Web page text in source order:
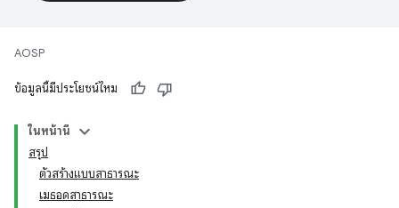
AOSP
ข้อมูลนี้มีประโยชน์ไหม
ในหน้านี้
สรุป
ตัวสร้างแบบสาธารณะ
เมธอดสาธารณะ